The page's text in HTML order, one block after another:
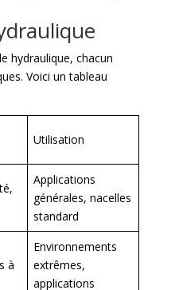
hydraulique, chacun
Voici un tableau
Utilisation
Applications
générales, nacelles
standard
à
Environnements
extrêmes,
applications